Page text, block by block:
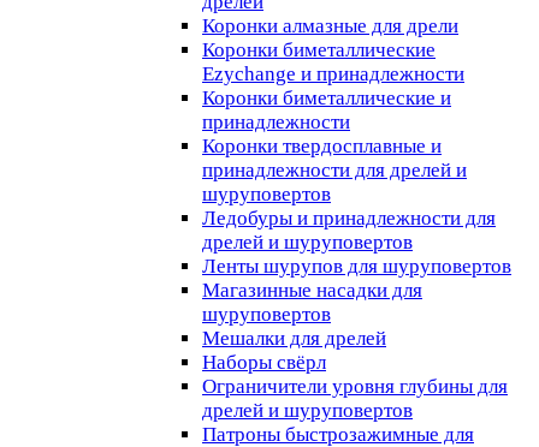
Коронки алмазные для дрели
Коронки биметаллические
Ezychange и принадлежности
Коронки биметаллические и
принадлежности
Коронки твердосплавные и
принадлежности для дрелей и
шуруповертов
Ледобуры и принадлежности для
дрелей и шуруповертов
Ленты шурупов для шуруповертов
Магазинные насадки для
шуруповертов
Мешалки для дрелей
Наборы свёрл
Ограничители уровня глубины для
дрелей и шуруповертов
Патроны быстрозажимные для